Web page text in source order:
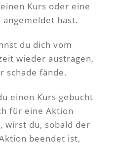
Kurs oder eine
hast.
du dich vom
wieder austragen,
schade fände.
einen Kurs gebucht
für eine Aktion
wirst du, sobald der
beendet ist,